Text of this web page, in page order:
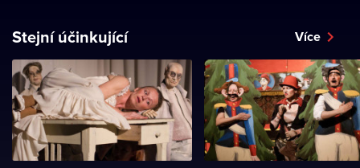
Stejní účinkující Více